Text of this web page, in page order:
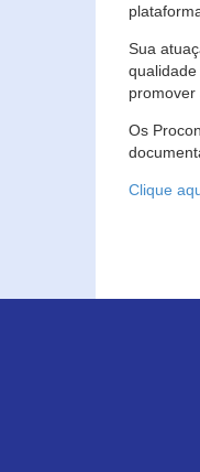
Sua
promover
Os
Clique